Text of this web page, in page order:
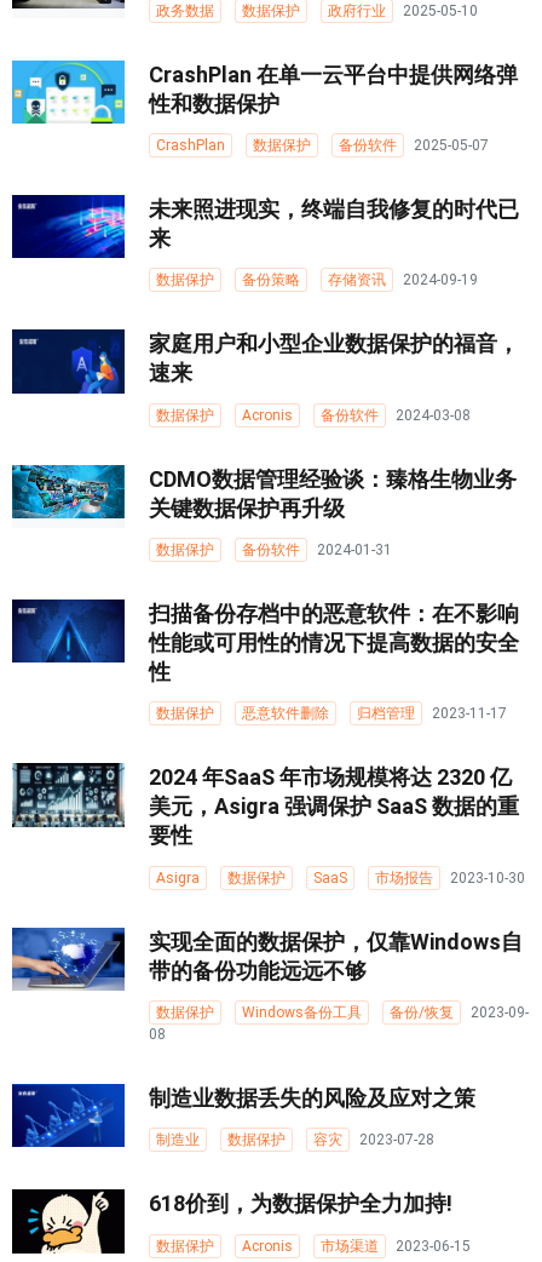
政务数据 数据保护 政府行业 2025-05-10
CrashPlan 在单一云平台中提供网络弹
性和数据保护
CrashPlan 数据保护 备份软件 2025-05-07
未来照进现实，终端自我修复的时代已
来
数据保护 备份策略 存储资讯 2024-09-19
家庭用户和小型企业数据保护的福音，
速来
数据保护 Acronis 备份软件 2024-03-08
CDMO数据管理经验谈：臻格生物业务
关键数据保护再升级
数据保护 备份软件 2024-01-31
扫描备份存档中的恶意软件：在不影响
性能或可用性的情况下提高数据的安全
性
数据保护 恶意软件删除 归档管理 2023-11-17
2024 年SaaS 年市场规模将达 2320 亿
美元，Asigra 强调保护 SaaS 数据的重
要性
Asigra 数据保护 SaaS 市场报告 2023-10-30
实现全面的数据保护，仅靠Windows自
带的备份功能远远不够
数据保护 Windows备份工具 备份/恢复
2023-09-
08
制造业数据丢失的风险及应对之策
制造业 数据保护 容灾 2023-07-28
618价到，为数据保护全力加持!
数据保护 Acronis 市场渠道 2023-06-15